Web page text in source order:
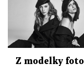
Z modelky